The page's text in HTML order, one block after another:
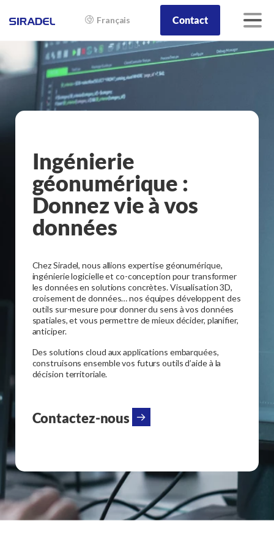
Français Contact
Ingénierie
géonumérique :
Donnez vie à vos
données
Chez Siradel, nous allions expertise géonumérique,
ingénierie logicielle et co-conception pour transformer
les données en solutions concrètes. Visualisation 3D,
croisement de données… nos équipes développent des
outils sur-mesure pour donner du sens à vos données
spatiales, et vous permettre de mieux décider, planifier,
anticiper.
Des solutions cloud aux applications embarquées,
construisons ensemble vos futurs outils d’aide à la
décision territoriale.
Contactez-nous